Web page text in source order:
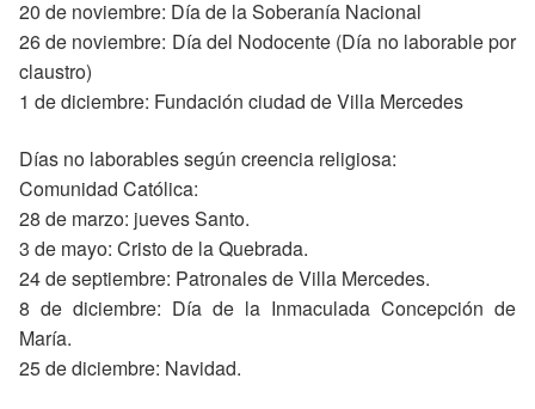
20 de noviembre: Día de la Soberanía Nacional
26 de noviembre: Día del Nodocente (Día no laborable por
claustro)
1 de diciembre: Fundación ciudad de Villa Mercedes
Días no laborables según creencia religiosa:
Comunidad Católica:
28 de marzo: jueves Santo.
3 de mayo: Cristo de la Quebrada.
24 de septiembre: Patronales de Villa Mercedes.
8 de diciembre: Día de la Inmaculada Concepción de
María.
25 de diciembre: Navidad.